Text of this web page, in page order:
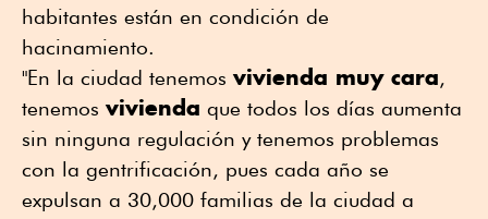
habitantes están en condición de
hacinamiento.
"En la ciudad tenemos vivienda muy cara,
tenemos vivienda que todos los días aumenta
sin ninguna regulación y tenemos problemas
con la gentrificación, pues cada año se
expulsan a 30,000 familias de la ciudad a